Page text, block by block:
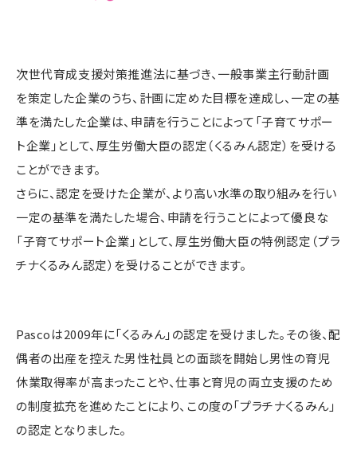
次世代育成支援対策推進法に基づき、一般事業主行動計画
を策定した企業のうち、計画に定めた目標を達成し、一定の基
準を満たした企業は、申請を行うことによって「子育てサポー
ト企業」として、厚生労働大臣の認定（くるみん認定）を受ける
ことができます。
さらに、認定を受けた企業が、より高い水準の取り組みを行い
一定の基準を満たした場合、申請を行うことによって優良な
「子育てサポート企業」として、厚生労働大臣の特例認定（プラ
チナくるみん認定）を受けることができます。
Pascoは2009年に「くるみん」の認定を受けました。その後、配
偶者の出産を控えた男性社員との面談を開始し男性の育児
休業取得率が高まったことや、仕事と育児の両立支援のため
の制度拡充を進めたことにより、この度の「プラチナくるみん」
の認定となりました。